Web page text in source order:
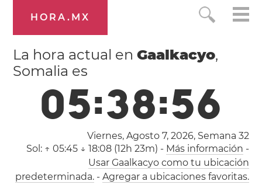
HORA.MX
La hora actual enGaalkacyo,
Somalia es
05:38:57
Viernes, Agosto 7, 2026, Semana 32
Sol: ↑ 05:45 ↓ 18:08 (12h 23m) - Más información -
Usar Gaalkacyo como tu ubicación
predeterminada.- Agregar a ubicaciones favoritas.